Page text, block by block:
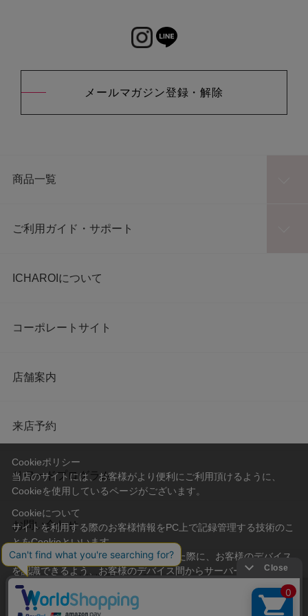
メールマガジン登録・解除
商品一覧
ご利用ガイド・サポート
ICHAROIについて
コーポレートサイト
店舗案内
来店予約
リワードプログラム
お問い合わせ
会社概要 プライバシーポリシー
利用規約 特定商取引法に基づく表記
Cookieポリシー
当店のサイトには、お客様がより便利にご利用頂けるように、
Cookieを使用しているページがございます。
Cookieについて
サイトを利用する際のお客様情報をPC上で記録管理する技術のこ
とをCookieといいます。
Cookieはお客様がサイトを再訪問された際に、お客様のデバイス
を認識できるよう、お客様のデバイス間からサーバーへ送り返さ
れます。
なお、Cookieに保存されている情報のみで、お客様個人を特定す